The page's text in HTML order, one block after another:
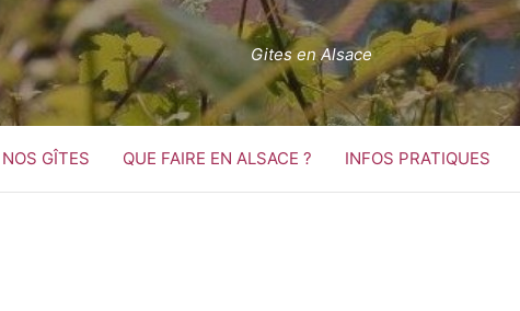
Gites en Alsace
NOS GÎTES QUE FAIRE EN ALSACE ? INFOS PRATIQUES